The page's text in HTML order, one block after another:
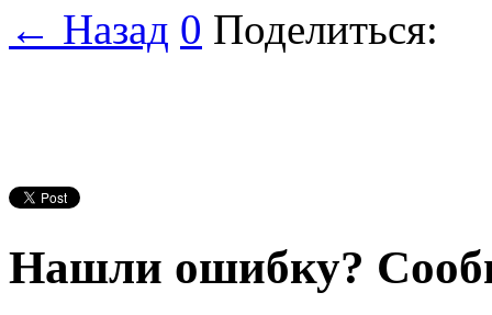
← Назад 0 Поделиться:
Нашли ошибку?